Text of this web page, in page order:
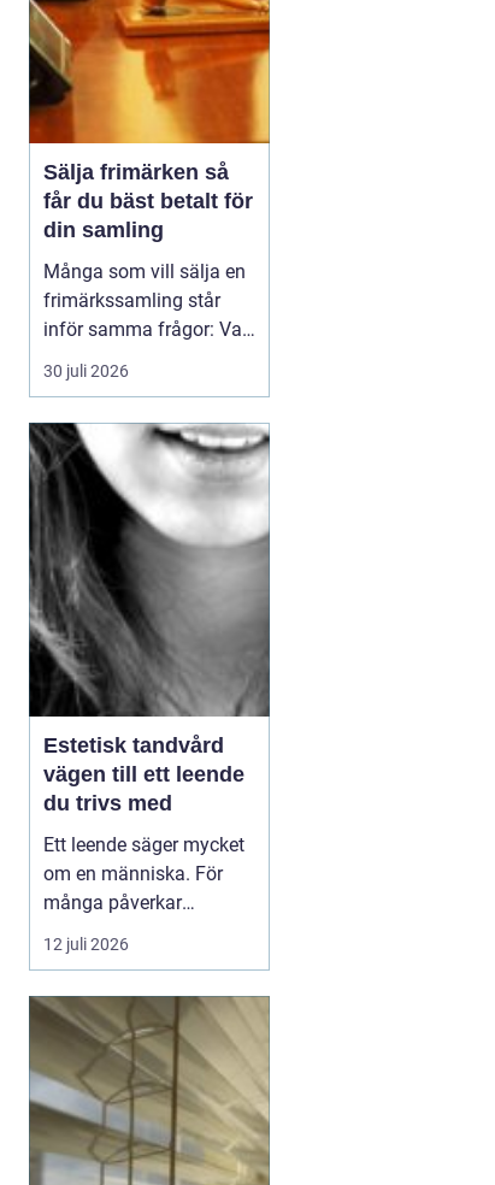
Sälja frimärken så
får du bäst betalt för
din samling
Många som vill sälja en
frimärkssamling står
inför samma frågor: Vad
är samlingen värd? Var
vänder man sig? Och hur
för billigt? Oavsett om
samlingen är egen, ärvd
eller del av ett dödsbo
går det att skapa
ordning, få en rättvi...
30 juli 2026
Estetisk tandvård
vägen till ett leende
du trivs med
Ett leende säger mycket
om en människa. För
många påverkar
tändernas utseende
både självförtroendet
sociala situationer.
estetisk tandvård
handlar om att skapa
et...
12 juli 2026